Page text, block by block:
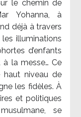
le chemin de
Yohanna, à
déjà à travers
illuminations
d’enfants
à la messe… Ce
niveau de
les fidèles. À
et politiques
se